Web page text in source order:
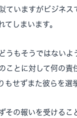
ていますがビジネ
てしまいます。
うもそうではない
ことに対して何の責
もせずまた彼らを選
その報いを受ける